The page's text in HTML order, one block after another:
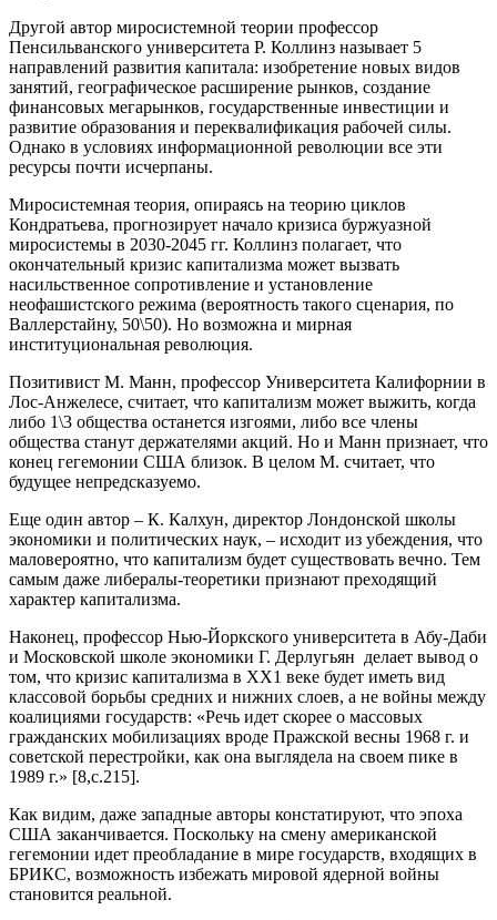
Другой автор миросистемной теории профессор
Пенсильванского университета Р. Коллинз называет 5
направлений развития капитала: изобретение новых видов
занятий, географическое расширение рынков, создание
финансовых мегарынков, государственные инвестиции и
развитие образования и переквалификация рабочей силы.
Однако в условиях информационной революции все эти
ресурсы почти исчерпаны.
Миросистемная теория, опираясь на теорию циклов
Кондратьева, прогнозирует начало кризиса буржуазной
миросистемы в 2030-2045 гг. Коллинз полагает, что
окончательный кризис капитализма может вызвать
насильственное сопротивление и установление
неофашистского режима (вероятность такого сценария, по
Валлерстайну, 50\50). Но возможна и мирная
институциональная революция.
Позитивист М. Манн, профессор Университета Калифорнии в
Лос-Анжелесе, считает, что капитализм может выжить, когда
либо 1\3 общества останется изгоями, либо все члены
общества станут держателями акций. Но и Манн признает, что
конец гегемонии США близок. В целом М. считает, что
будущее непредсказуемо.
Еще один автор – К. Калхун, директор Лондонской школы
экономики и политических наук, – исходит из убеждения, что
маловероятно, что капитализм будет существовать вечно. Тем
самым даже либералы-теоретики признают преходящий
характер капитализма.
Наконец, профессор Нью-Йоркского университета в Абу-Даби
и Московской школе экономики Г. Дерлугьян делает вывод о
том, что кризис капитализма в ХХ1 веке будет иметь вид
классовой борьбы средних и нижних слоев, а не войны между
коалициями государств: «Речь идет скорее о массовых
гражданских мобилизациях вроде Пражской весны 1968 г. и
советской перестройки, как она выглядела на своем пике в
1989 г.» [8,с.215].
Как видим, даже западные авторы констатируют, что эпоха
США заканчивается. Поскольку на смену американской
гегемонии идет преобладание в мире государств, входящих в
БРИКС, возможность избежать мировой ядерной войны
становится реальной.